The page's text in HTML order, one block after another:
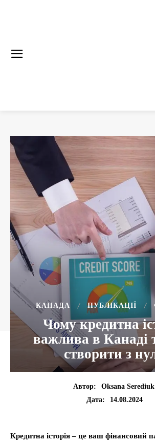
КАНАДА ПУБЛІКАЦІЇ
Чому кредитна
важлива в Канаді
створити з
Автор:
Oksana Serediuk
Дата:
14.08.2024
Кредитна історія – це ваш фінансовий